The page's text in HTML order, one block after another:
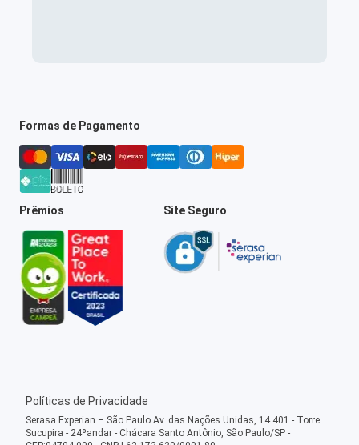
Formas de Pagamento
Prêmios Site Seguro
Políticas de Privacidade
Serasa Experian – São Paulo Av. das Nações Unidas, 14.401 - Torre
Sucupira - 24ºandar - Chácara Santo Antônio, São Paulo/SP -